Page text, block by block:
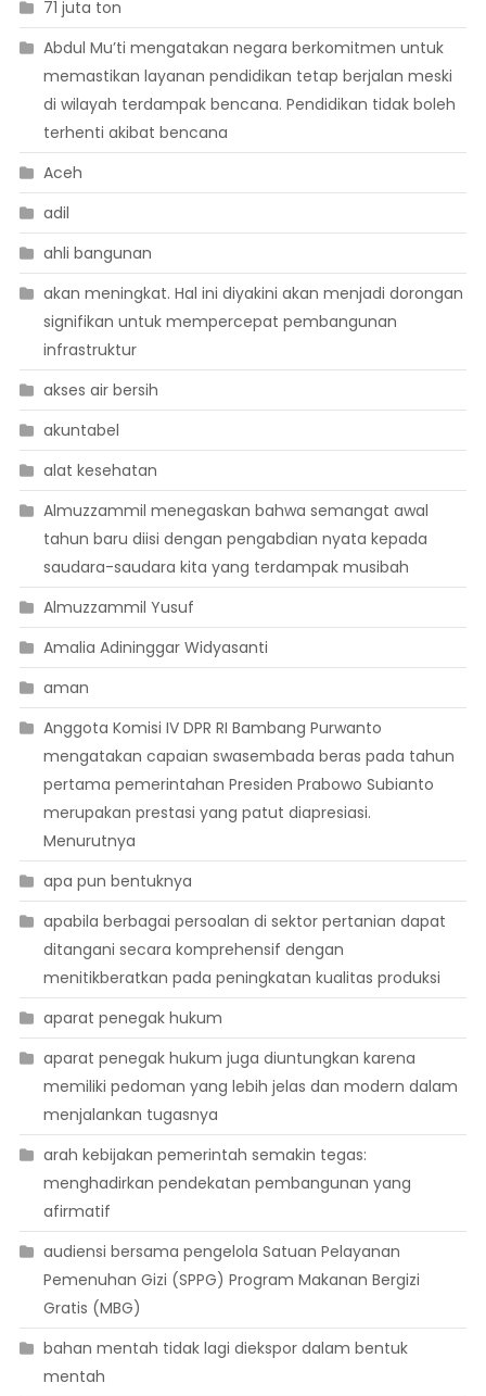
71 juta ton
Abdul Mu’ti mengatakan negara berkomitmen untuk
memastikan layanan pendidikan tetap berjalan meski
di wilayah terdampak bencana. Pendidikan tidak boleh
terhenti akibat bencana
Aceh
adil
ahli bangunan
akan meningkat. Hal ini diyakini akan menjadi dorongan
signifikan untuk mempercepat pembangunan
infrastruktur
akses air bersih
akuntabel
alat kesehatan
Almuzzammil menegaskan bahwa semangat awal
tahun baru diisi dengan pengabdian nyata kepada
saudara-saudara kita yang terdampak musibah
Almuzzammil Yusuf
Amalia Adininggar Widyasanti
aman
Anggota Komisi IV DPR RI Bambang Purwanto
mengatakan capaian swasembada beras pada tahun
pertama pemerintahan Presiden Prabowo Subianto
merupakan prestasi yang patut diapresiasi.
Menurutnya
apa pun bentuknya
apabila berbagai persoalan di sektor pertanian dapat
ditangani secara komprehensif dengan
menitikberatkan pada peningkatan kualitas produksi
aparat penegak hukum
aparat penegak hukum juga diuntungkan karena
memiliki pedoman yang lebih jelas dan modern dalam
menjalankan tugasnya
arah kebijakan pemerintah semakin tegas:
menghadirkan pendekatan pembangunan yang
afirmatif
audiensi bersama pengelola Satuan Pelayanan
Pemenuhan Gizi (SPPG) Program Makanan Bergizi
Gratis (MBG)
bahan mentah tidak lagi diekspor dalam bentuk
mentah